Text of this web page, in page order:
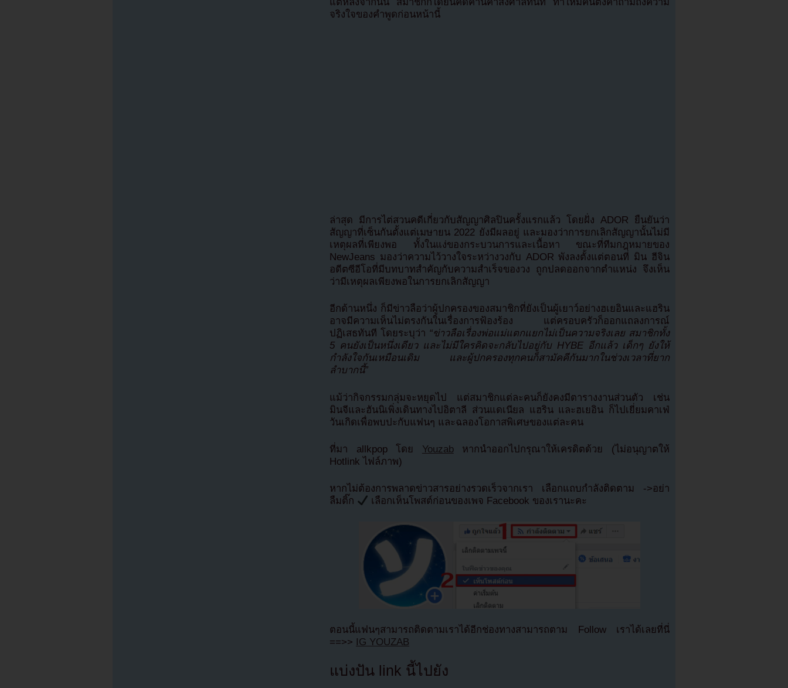
จริงใจของคำพูดก่อนหน้านี้
ล่าสุด มีการไต่สวนคดีเกี่ยวกับสัญญาศิลปินครั้งแรกแล้ว โดยฝั่ง ADOR ยืนยันว่า
สัญญาที่เซ็นกันตั้งแต่เมษายน 2022 ยังมีผลอยู่ และมองว่าการยกเลิกสัญญานั้นไม่มี
เหตุผลที่เพียงพอ ทั้งในแง่ของกระบวนการและเนื้อหา ขณะที่ทีมกฎหมายของ
NewJeans มองว่าความไว้วางใจระหว่างวงกับ ADOR พังลงตั้งแต่ตอนที่ มิน ฮีจิน
อดีตซีอีโอที่มีบทบาทสำคัญกับความสำเร็จของวง ถูกปลดออกจากตำแหน่ง จึงเห็น
ว่ามีเหตุผลเพียงพอในการยกเลิกสัญญา
อีกด้านหนึ่ง ก็มีข่าวลือว่าผู้ปกครองของสมาชิกที่ยังเป็นผู้เยาว์อย่างฮเยอินและแฮริน
อาจมีความเห็นไม่ตรงกันในเรื่องการฟ้องร้อง แต่ครอบครัวก็ออกแถลงการณ์
ปฏิเสธทันที โดยระบุว่า “ข่าวลือเรื่องพ่อแม่แตกแยกไม่เป็นความจริงเลย สมาชิกทั้ง
5 คนยังเป็นหนึ่งเดียว และไม่มีใครคิดจะกลับไปอยู่กับ HYBE อีกแล้ว เด็กๆ ยังให้
กำลังใจกันเหมือนเดิม และผู้ปกครองทุกคนก็สามัคคีกันมากในช่วงเวลาที่ยาก
ลำบากนี้”
แม้ว่ากิจกรรมกลุ่มจะหยุดไป แต่สมาชิกแต่ละคนก็ยังคงมีตารางงานส่วนตัว เช่น
มินจีและฮันนิเพิ่งเดินทางไปอิตาลี ส่วนแดเนียล แฮริน และฮเยอิน ก็ไปเยี่ยมคาเฟ่
วันเกิดเพื่อพบปะกับแฟนๆ และฉลองโอกาสพิเศษของแต่ละคน
ที่มา allkpop โดย Youzabหากนำออกไปกรุณาให้เครดิตด้วย (ไม่อนุญาตให้
Hotlink ไฟล์ภาพ)
หากไม่ต้องการพลาดข่าวสารอย่างรวดเร็วจากเรา เลือกแถบกำลังติดตาม ->อย่า
ลืมติ๊ก
เลือกเห็นโพสต์ก่อนของเพจ Facebook ของเรานะคะ
ตอนนี้แฟนๆสามารถติดตามเราได้อีกช่องทางสามารถตาม Follow เราได้เลยที่นี่
==>>
IG YOUZAB
แบ่งปัน link นี้ไปยัง